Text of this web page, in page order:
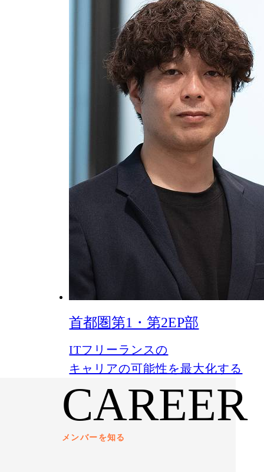
首都圏第1・第2EP部
ITフリーランスの
キャリアの可能性を最大化する
メンバーを知る
CAREER